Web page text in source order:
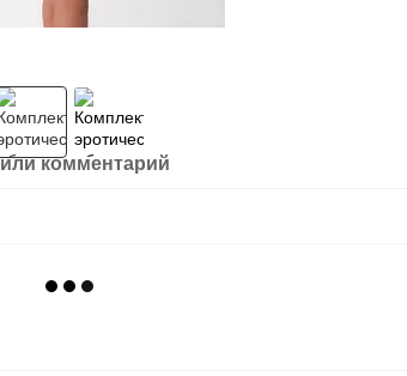
комментарий